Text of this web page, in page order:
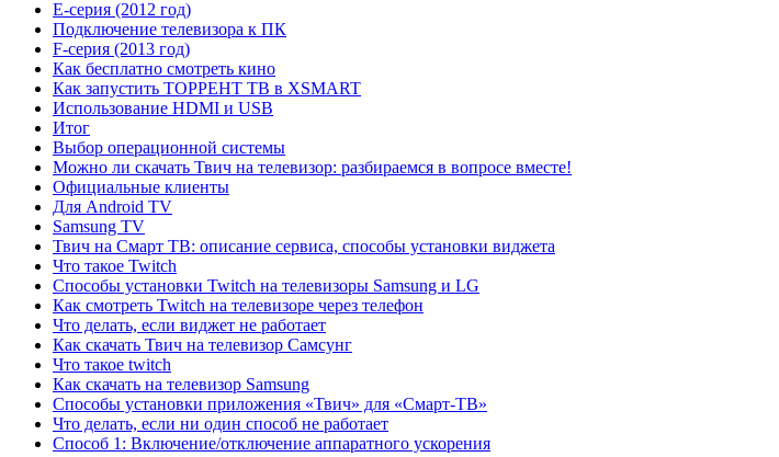
Е-серия (2012 год)
Подключение телевизора к ПК
F-серия (2013 год)
Как бесплатно смотреть кино
Как запустить ТОРРЕНТ ТВ в XSMART
Использование HDMI и USB
Итог
Выбор операционной системы
Можно ли скачать Твич на телевизор: разбираемся в вопросе вместе!
Официальные клиенты
Для Android TV
Samsung TV
Твич на Смарт ТВ: описание сервиса, способы установки виджета
Что такое Twitch
Способы установки Twitch на телевизоры Samsung и LG
Как смотреть Twitch на телевизоре через телефон
Что делать, если виджет не работает
Как скачать Твич на телевизор Самсунг
Что такое twitch
Как скачать на телевизор Samsung
Способы установки приложения «Твич» для «Смарт-ТВ»
Что делать, если ни один способ не работает
Способ 1: Включение/отключение аппаратного ускорения